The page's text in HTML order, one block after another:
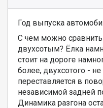
Год выпуска
С чем можно
двухсотым? Ёлка
стоит на дороге
более, двухсотого -
переставляется в
независимой задней
Динамика разгона